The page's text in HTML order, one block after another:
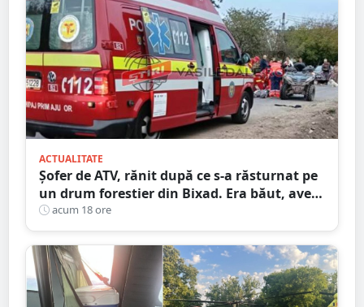
ACTUALITATE
Șofer de ATV, rănit după ce s-a răsturnat pe
un drum forestier din Bixad. Era băut, avea
permisul anulat, iar vehiculul nu era
înmatriculat
acum 18 ore